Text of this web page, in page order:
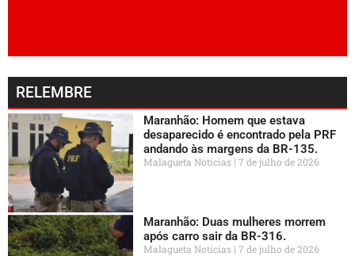
RELEMBRE
Maranhão: Homem que estava
desaparecido é encontrado pela PRF
andando às margens da BR-135.
Malagueta Notícias 7 de julho de 2026
Maranhão: Duas mulheres morrem
após carro sair da BR-316.
Malagueta Notícias 7 de julho de 2026